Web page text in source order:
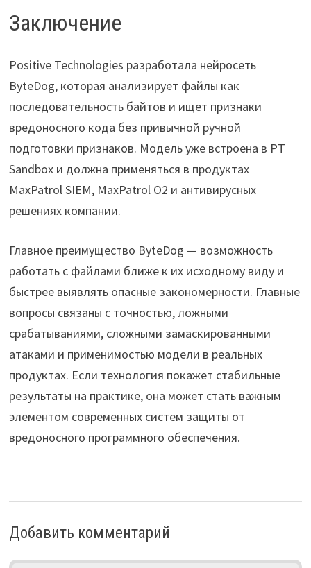
Заключение
Positive Technologies разработала нейросеть
ByteDog, которая анализирует файлы как
последовательность байтов и ищет признаки
вредоносного кода без привычной ручной
подготовки признаков. Модель уже встроена в PT
Sandbox и должна применяться в продуктах
MaxPatrol SIEM, MaxPatrol O2 и антивирусных
решениях компании.
Главное преимущество ByteDog — возможность
работать с файлами ближе к их исходному виду и
быстрее выявлять опасные закономерности. Главные
вопросы связаны с точностью, ложными
срабатываниями, сложными замаскированными
атаками и применимостью модели в реальных
продуктах. Если технология покажет стабильные
результаты на практике, она может стать важным
элементом современных систем защиты от
вредоносного программного обеспечения.
Добавить комментарий